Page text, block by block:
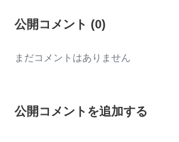
公開コメント (0)
まだコメントはありません
公開コメントを追加する